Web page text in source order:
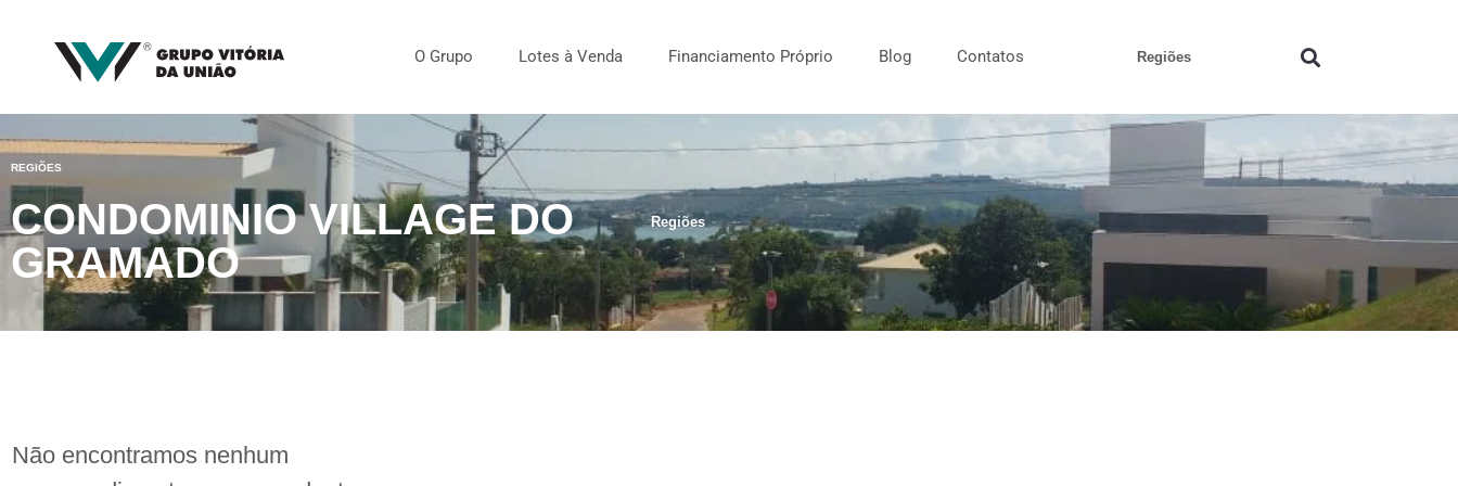
O Grupo Lotes à Venda Financiamento Próprio Blog Contatos Regiões
REGIÕES
CONDOMINIO VILLAGE DO
GRAMADO
Regiões
Não encontramos nenhum